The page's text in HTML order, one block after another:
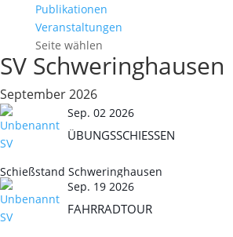
Publikationen
Veranstaltungen
Seite wählen
SV Schweringhausen
September 2026
Sep. 02 2026
ÜBUNGSSCHIESSEN
Schießstand Schweringhausen
Sep. 19 2026
FAHRRADTOUR